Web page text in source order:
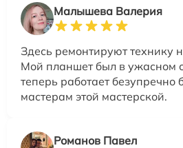
Малышева Валерия
Здесь ремонтируют технику
Мой планшет был в ужасном
теперь работает безупречно
мастерам этой мастерской.
Романов Павел